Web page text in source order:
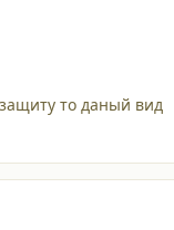
то даный вид